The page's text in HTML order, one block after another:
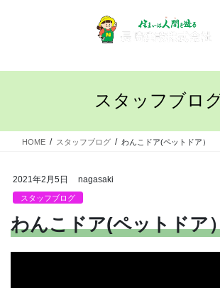
スタッフブロ
HOME スタッフブログ わんこドア(ペットドア）
2021年2月5日 nagasaki
スタッフブログ
わんこドア(ペットドア